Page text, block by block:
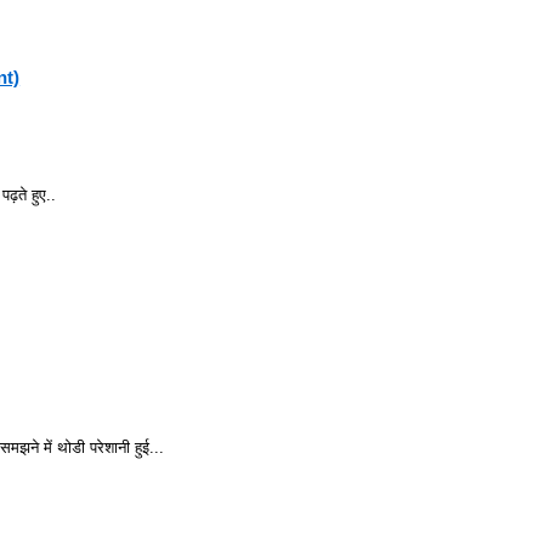
हुए..
में थोडी परेशानी हुई...